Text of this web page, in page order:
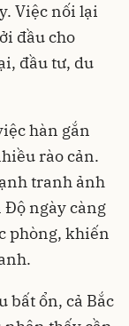
Việc nối lại
đầu cho
đầu tư, du
hàn gắn
rào cản.
tranh ảnh
Độ ngày càng
phòng, khiến
bất ổn, cả Bắc